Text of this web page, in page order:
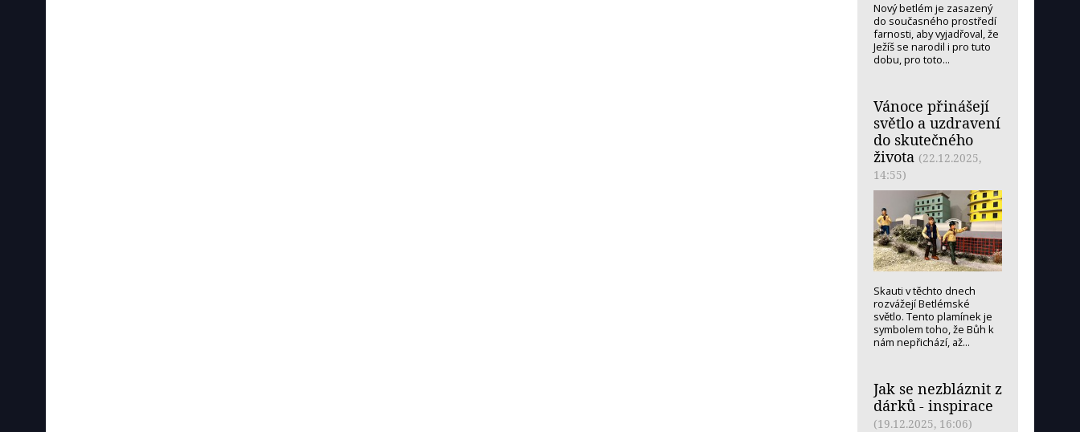
Nový betlém je zasazený
do současného prostředí
farnosti, aby vyjadřoval, že
Ježíš se narodil i pro tuto
dobu, pro toto...
Vánoce přinášejí
světlo a uzdravení
do skutečného
života (22.12.2025,
14:55)
Skauti v těchto dnech
rozvážejí Betlémské
světlo. Tento plamínek je
symbolem toho, že Bůh k
nám nepřichází, až...
Jak se nezbláznit z
dárků - inspirace
(19.12.2025, 16:06)